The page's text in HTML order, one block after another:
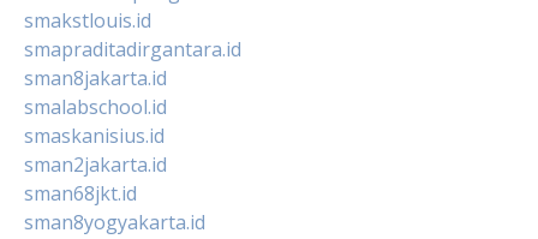
smakstlouis.id
smapraditadirgantara.id
sman8jakarta.id
smalabschool.id
smaskanisius.id
sman2jakarta.id
sman68jkt.id
sman8yogyakarta.id